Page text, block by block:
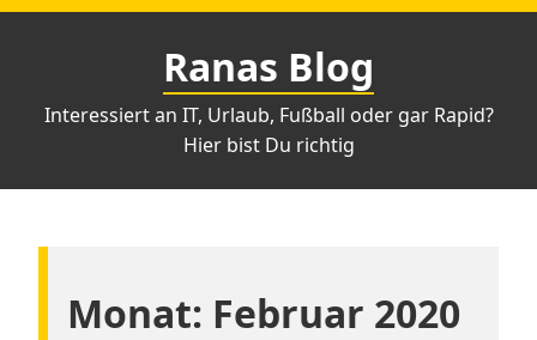
Zum
Ranas Blog
Interessiert an IT, Urlaub, Fußball oder gar Rapid?
Hier bist Du richtig
Monat: Februar 2020